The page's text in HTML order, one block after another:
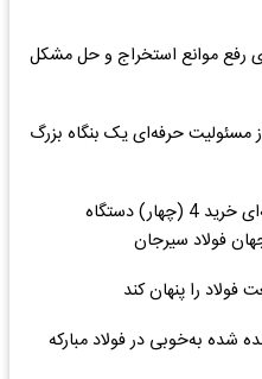
رفع موانع استخراج و حل مشکل
مسئولیت حرفه‌ای یک بنگاه بزرگ
آگهی مناقصه عمومی دومرحله‌ای خرید 4 (چهار) دستگاه
فولاد سیرجان
فولاد را پنهان کند
شده به‌خوبی در فولاد مبارکه